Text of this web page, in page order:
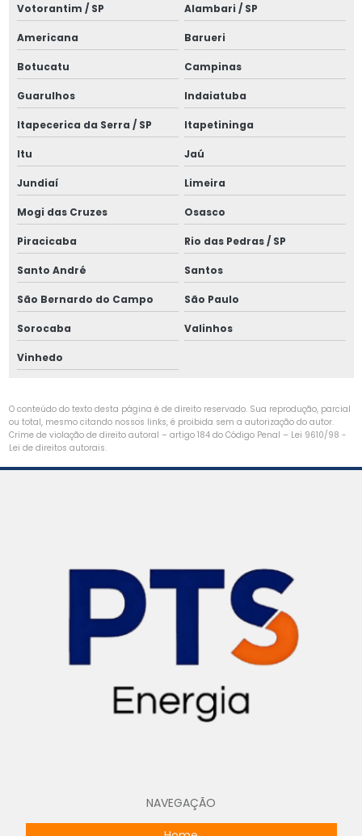
Manutenção de cabine primária
Manutenção corretiva elétrica
Manutenção de instalações elétricas
Manutenção preventiva de cabine primária
Manutenção preventiva elétrica
Montagem de cabine primária
Montagem de cabine primária média tensão
Montagem elétrica industrial
Montagem de spda para raios
Painel de rearme remoto
Parametrização de relés de proteção
Projeto de aterramento elétrico
Projeto de cubículo blindado
Projeto de cubículo blindado média tensão
Projeto elétrico bim
Projeto elétrico para hospitais
Projeto de entrada de energia
Votorantim / SP Alambari / SP
Americana Barueri
Botucatu Campinas
Guarulhos Indaiatuba
Itapecerica da Serra / SP Itapetininga
Itu Jaú
Jundiaí Limeira
Mogi das Cruzes Osasco
Piracicaba Rio das Pedras / SP
Santo André Santos
São Bernardo do Campo São Paulo
Sorocaba Valinhos
Vinhedo
O conteúdo do texto desta página é de direito reservado. Sua reprodução, parcial
ou total, mesmo citando nossos links, é proibida sem a autorização do autor.
Crime de violação de direito autoral – artigo 184 do Código Penal – Lei 9610/98 -
Lei de direitos autorais.
NAVEGAÇÃO